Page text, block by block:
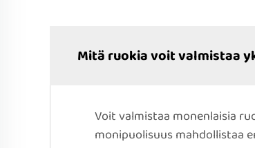
Mitä ruokia voit valmistaa
Voit valmistaa monenlaisia
monipuolisuus mahdollistaa